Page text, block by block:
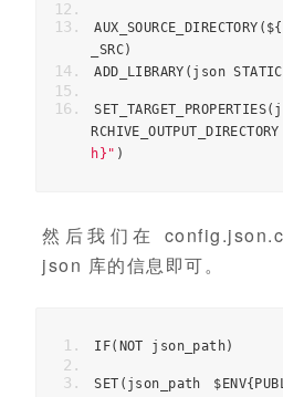
AUX_SOURCE_DIRECTORY ( ${
_SRC)
ADD_LIBRARY ( json
SET_TARGET_PROPERTIES(
h}" )
然后我们在
json 库的信息即可。
IF( NOT json_path)
SET ( json_path $ENV{